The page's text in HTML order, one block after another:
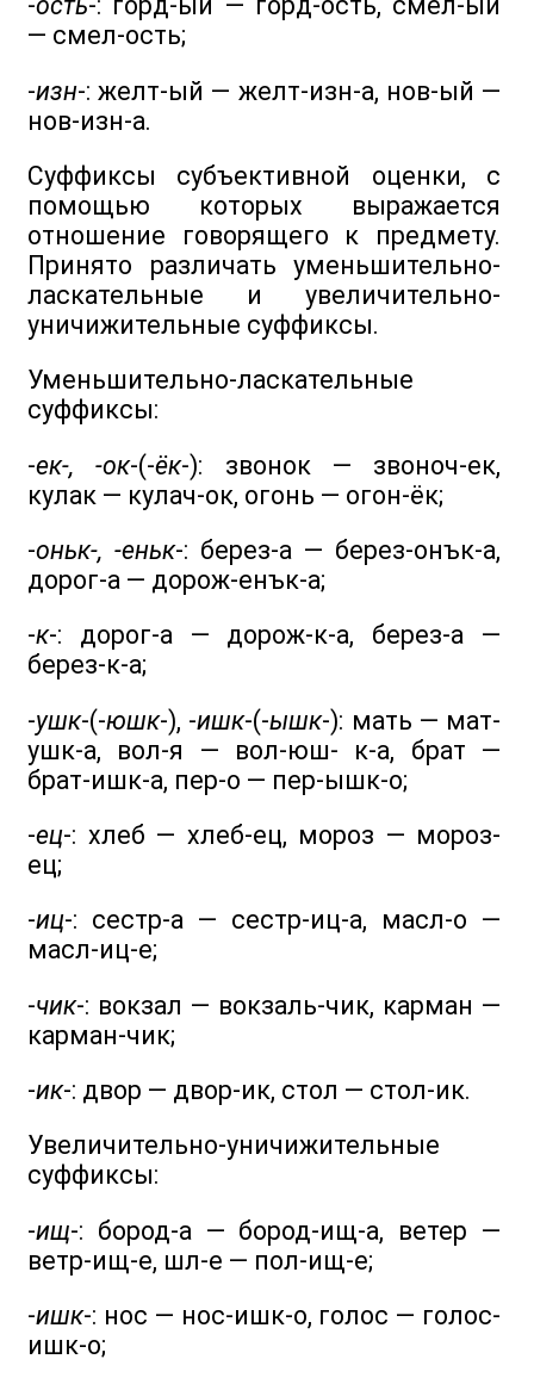
— смел-ость;
-изн-: желт-ый — желт-изн-а, нов-ый —
нов-изн-а.
Суффиксы субъективной оценки, с
помощью которых выражается
отношение говорящего к предмету.
Принято различать уменьшительно-
ласкательные и увеличительно-
уничижительные суффиксы.
Уменьшительно-ласкательные
суффиксы:
-ек-, -ок-(-ёк-): звонок — звоноч-ек,
кулак — кулач-ок, огонь — огон-ёк;
-оньк-, -еньк-: берез-а — берез-онък-а,
дорог-а — дорож-енък-а;
-к-: дорог-а — дорож-к-а, берез-а —
берез-к-а;
-ушк-(-юшк-), -ишк-(-ышк-): мать — мат-
ушк-а, вол-я — вол-юш- к-а, брат —
брат-ишк-а, пер-о — пер-ышк-о;
-ец-: хлеб — хлеб-ец, мороз — мороз-
ец;
-иц-: сестр-а — сестр-иц-а, масл-о —
масл-иц-е;
-чик-: вокзал — вокзаль-чик, карман —
карман-чик;
-ик-: двор — двор-ик, стол — стол-ик.
Увеличительно-уничижительные
суффиксы:
-ищ-: бород-а — бород-ищ-а, ветер —
ветр-ищ-е, шл-е — пол-ищ-е;
-ишк-: нос — нос-ишк-о, голос — голос-
ишк-о;